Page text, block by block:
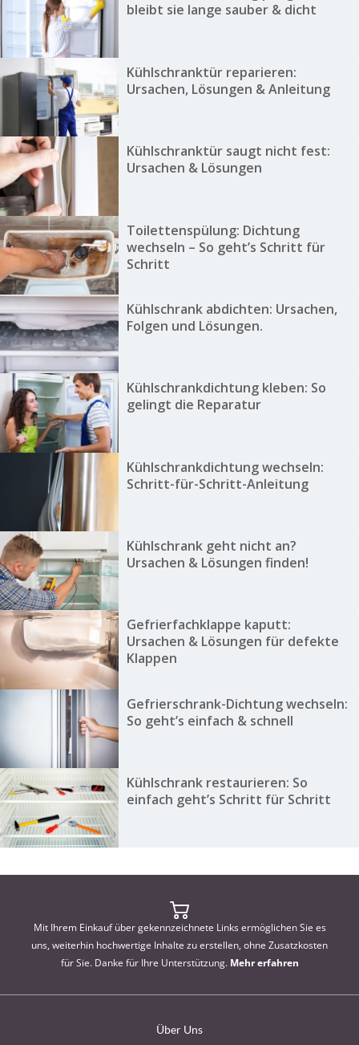
bleibt sie lange sauber & dicht
Kühlschranktür reparieren:
Ursachen, Lösungen & Anleitung
Kühlschranktür saugt nicht fest:
Ursachen & Lösungen
Toilettenspülung: Dichtung
wechseln – So geht’s Schritt für
Schritt
Kühlschrank abdichten: Ursachen,
Folgen und Lösungen.
Kühlschrankdichtung kleben: So
gelingt die Reparatur
Kühlschrankdichtung wechseln:
Schritt-für-Schritt-Anleitung
Kühlschrank geht nicht an?
Ursachen & Lösungen finden!
Gefrierfachklappe kaputt:
Ursachen & Lösungen für defekte
Klappen
Gefrierschrank-Dichtung wechseln:
So geht’s einfach & schnell
Kühlschrank restaurieren: So
einfach geht’s Schritt für Schritt
Mit Ihrem Einkauf über gekennzeichnete Links ermöglichen Sie es
uns, weiterhin hochwertige Inhalte zu erstellen, ohne Zusatzkosten
für Sie. Danke für Ihre Unterstützung. Mehr erfahren
Über Uns